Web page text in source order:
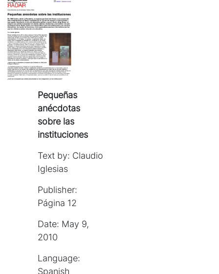
Pequeñas
anécdotas
sobre las
instituciones
Text by: Claudio
Iglesias
Publisher:
Página 12
Date: May 9,
2010
Language:
Spanish